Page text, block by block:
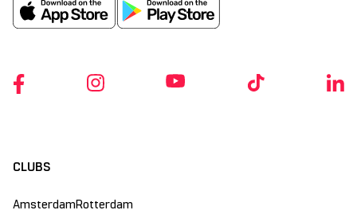
CLUBS
AmsterdamRotterdam